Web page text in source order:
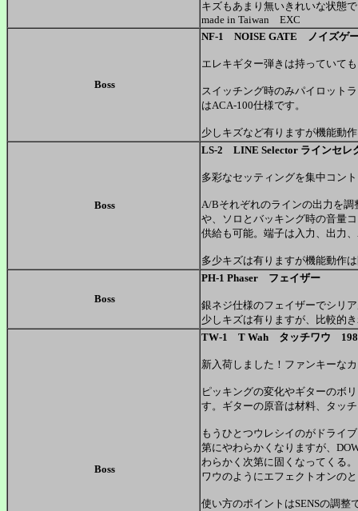
キズもあまり無いきれいな状態
made in Taiwan EXC
Boss
NF-1 NOISE GATE ノイズゲ
エレキギター弾きは持っていて
スイッチング時のみパイロット
はACA-100仕様です。
少しキズなど有りますが機能動
Boss
LS-2 LINE Selector ラインセレ
多彩なセッティングを集中コン
A/Bそれぞれのラインの出力を
や、ソロとバッキング時の音量
供給も可能。端子は入力、出力
多少キズは有りますが機能動作
Boss
PH-1 Phaser フェイザー
銀ネジ仕様のフェイザーでシリ
少しキズは有りますが、比較的
Boss
TW-1 T Wah タッチワウ
新入荷しました！ファンキーな
ピッキングの変化やギターのボ
す。ギターの原音は材料、タッ
もうひとつウレシイのがドライ
第にやわらかくなりますが、
わらかく次第に固くなってくる
ワウのようにエフェクトオンの
使い方のポイントはSENSの調整